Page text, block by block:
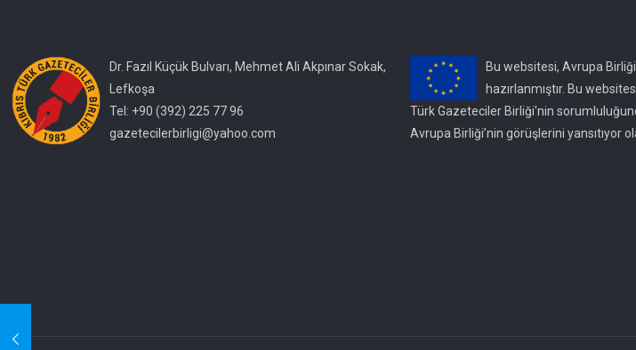
Dr. Fazıl Küçük Bulvarı, Mehmet Ali Akpınar Sokak,
Lefkoşa
Tel: +90 (392) 225 77 96
gazetecilerbirligi@yahoo.com
Bu websitesi, Avrupa
hazırlanmıştır. Bu
Türk Gazeteciler Birliği'nin
Avrupa Birliği’nin görüşlerini yansıtıyor